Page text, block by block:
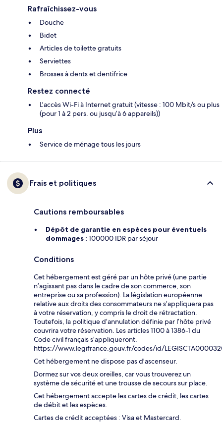
Rafraîchissez-vous
Douche
Bidet
Articles de toilette gratuits
Serviettes
Brosses à dents et dentifrice
Restez connecté
L'accès Wi-Fi à Internet gratuit (vitesse : 100 Mbit/s ou plus
(pour 1 à 2 pers. ou jusqu’à 6 appareils))
Plus
Service de ménage tous les jours
Frais et politiques
Cautions remboursables
Dépôt de garantie en espèces pour éventuels
dommages : 100000 IDR par séjour
Conditions
Cet hébergement est géré par un hôte privé (une partie
n’agissant pas dans le cadre de son commerce, son
entreprise ou sa profession). La législation européenne
relative aux droits des consommateurs ne s’appliquera pas
à votre réservation, y compris le droit de rétractation.
Toutefois, la politique d’annulation définie par l’hôte privé
couvrira votre réservation. Les articles 1100 à 1386-1 du
Code civil français s’appliqueront.
https://www.legifrance.gouv.fr/codes/id/
Cet hébergement ne dispose pas d'ascenseur.
Dormez sur vos deux oreilles, car vous trouverez un
système de sécurité et une trousse de secours sur place.
Cet hébergement accepte les cartes de crédit, les cartes
de débit et les espèces.
Cartes de crédit acceptées : Visa et Mastercard.